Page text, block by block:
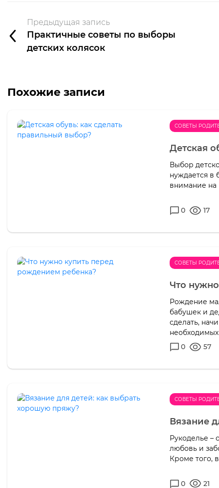
Предыдущая запись
Практичные советы по выборы
детских колясок
Похожие записи
СОВЕТЫ
Детская
Выбор
нуждается в
внимание на
0 17
СОВЕТЫ
Что
Рождение
бабушек и
сделать,
0
57
СОВЕТЫ
Вязание
Рукоделье –
любовь и
Кроме того,
0 21